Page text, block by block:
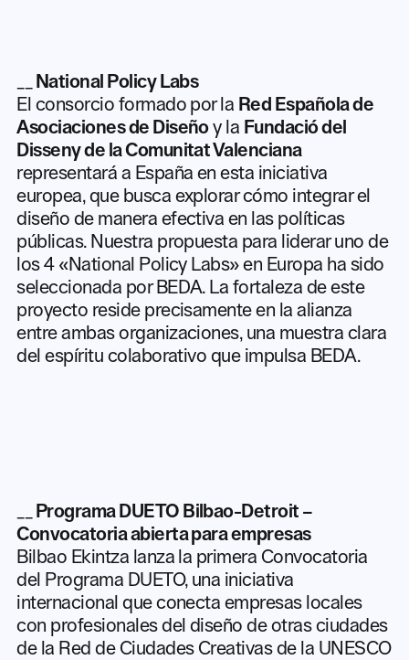
National Policy Labs
El consorcio formado por la Red Española de
Asociaciones de Diseñoy la Fundació del
Disseny de la Comunitat Valenciana
representará a España en esta iniciativa
europea, que busca explorar cómo integrar el
diseño de manera efectiva en las políticas
públicas. Nuestra propuesta para liderar uno de
los 4 «National Policy Labs» en Europa ha sido
seleccionada por BEDA. La fortaleza de este
proyecto reside precisamente en la alianza
entre ambas organizaciones, una muestra clara
del espíritu colaborativo que impulsa BEDA.
Programa DUETO Bilbao-Detroit –
Convocatoria abierta para empresas
Bilbao Ekintza lanza la primera Convocatoria
del Programa DUETO, una iniciativa
internacional que conecta empresas locales
con profesionales del diseño de otras ciudades
de la Red de Ciudades Creativas de la UNESCO